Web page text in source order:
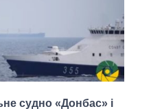
судно «Донбас» і